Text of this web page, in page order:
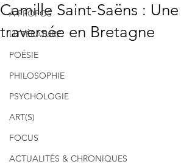
À PROPOS
LITTÉRATURE
POÉSIE
PHILOSOPHIE
PSYCHOLOGIE
ART(S)
FOCUS
ACTUALITÉS & CHRONIQUES
Camille Saint-Saëns : Une
traversée en Bretagne